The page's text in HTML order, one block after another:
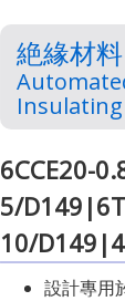
絶緣材
6CCE20-
5/
10/
設計專用